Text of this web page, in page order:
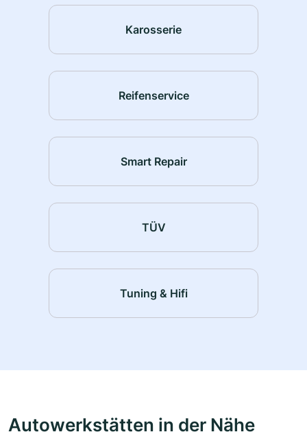
Karosserie
Reifenservice
Smart Repair
TÜV
Tuning & Hifi
Autowerkstätten in der Nähe